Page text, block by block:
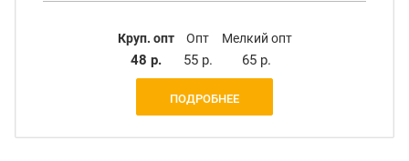
Круп. опт
48 р.
Опт
55 р.
Мелкий опт
65 р.
ПОДРОБНЕЕ